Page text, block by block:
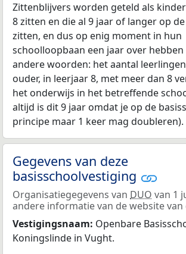
Zittenblijvers worden geteld als
8 zitten en die al 9 jaar of langer op
zitten, en dus op enig moment in hun
schoolloopbaan een jaar over
andere woorden: het aantal
ouder, in leerjaar 8, met meer dan 8
het onderwijs in het betreffende
altijd is dit 9 jaar omdat je op de
principe maar 1 keer mag doubleren).
Gegevens van deze
basisschoolvestiging
Organisatiegegevens van DUO van 1
andere informatie van de website van
Vestigingsnaam: Openbare
Koningslinde in Vught.